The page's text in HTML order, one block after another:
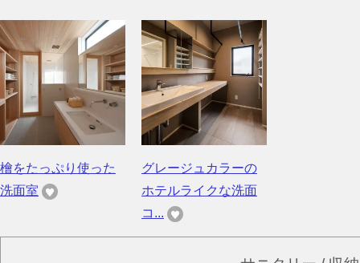
檜をたっぷり使った
洗面室
グレージュカラーの
ホテルライクな洗面
コ...